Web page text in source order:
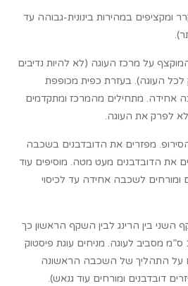
ומקציפים במהירות בינונית-גבוהה עד
על מרכז העוגה (לא להיות נדיבים
העוגה). בעזרת כפית מכופפת
אחידה. מתחילים מהמרכז ומתקדמים
לא לפרק את העוגה.
מפזרים את הדובדבנים בשכבה
את הדובדבנים מעט מטה. מוסיפים עוד
ומורחים לשכבה אחידה עד לכיסוי
השני בין הרינג לבין השקף הראשון כך
שנוצר שקף בגובה 13-15 ס”מ מסביב לעוגה. מניחים עוגת פיסטוק
על התהליך של השכבה הראשונה
דובדבנים ומורחים עוד גנאש).